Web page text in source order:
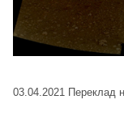
03.04.2021 Переклад